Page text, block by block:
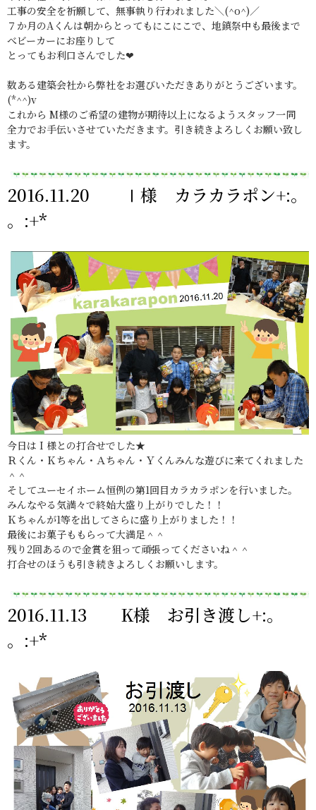
工事の安全を祈願して、無事執り行われました＼(^o^)／
７か月のAくんは朝からとってもにこにこで、地鎮祭中も最後まで
べビーカーにお座りして
とってもお利口さんでした❤
数ある建築会社から弊社をお選びいただきありがとうございます。
(*^^)v
これから M様のご希望の建物が期待以上になるようスタッフ一同
全力でお手伝いさせていただきます。引き続きよろしくお願い致し
ます。
2016.11.20 Ⅰ様 カラカラポン+:。
。:+*
今日はＩ様との打合せでした★
Ｒくん・Ｋちゃん・Ａちゃん・Ｙくんみんな遊びに来てくれました
＾＾
そしてユーセイホーム恒例の第1回目カラカラポンを行いました。
みんなやる気満々で終始大盛り上がりでした！！
Ｋちゃんが1等を出してさらに盛り上がりました！！
最後にお菓子ももらって大満足＾＾
残り2回あるので金賞を狙って頑張ってくださいね＾＾
打合せのほうも引き続きよろしくお願いします。
2016.11.13 K様 お引き渡し+:。
。:+*